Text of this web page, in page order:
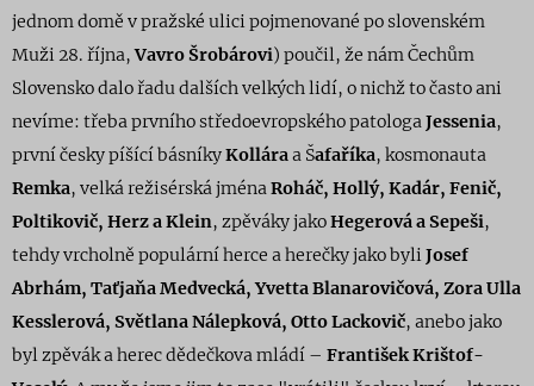
jednom domě v pražské ulici pojmenované po slovenském
Muži 28. října,Vavro Šrobárovi) poučil, že nám Čechům
Slovensko dalo řadu dalších velkých lidí, o nichž to často ani
nevíme: třeba prvního středoevropského patologaJessenia,
první česky píšící básníkyKolláraa Šafaříka, kosmonauta
Remka, velká režisérská jménaRoháč, Hollý, Kadár, Fenič,
Poltikovič, Herz a Klein, zpěváky jakoHegerová a Sepeši,
tehdy vrcholně populární herce a herečky jako byliJosef
Abrhám, Taťjaňa Medvecká, Yvetta Blanarovičová, Zora Ulla
Kesslerová, Světlana Nálepková, Otto Lackovič, anebo jako
byl zpěvák a herec dědečkova mládí – František Krištof-